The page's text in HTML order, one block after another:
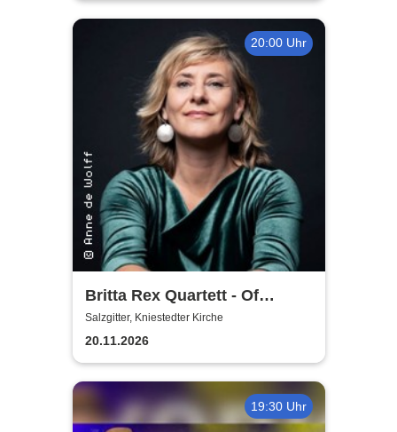
20:00 Uhr
Britta Rex Quartett - Of
Witches, Queens & Heroines
Salzgitter, Kniestedter Kirche
20.11.2026
19:30 Uhr